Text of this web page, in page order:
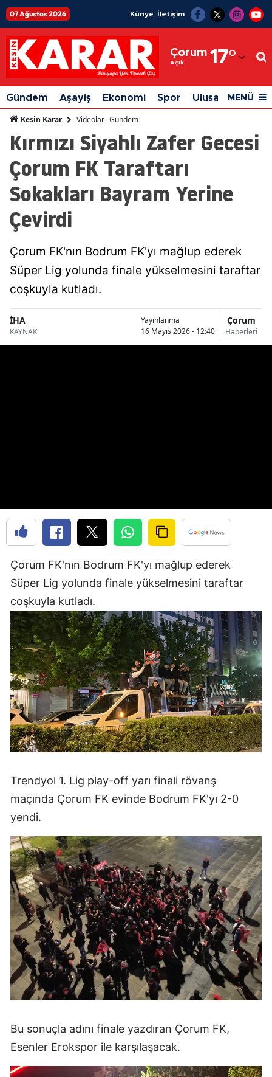
07 Ağustos 2026 Künye İletişim
Çorum
Açık 17°
Adıyaman
Afyonkarahisar
Ağrı
Amasya
Antalya
Balıkesir
Bingöl
Bitlis
Denizli
Diyarbakır
Edirne
Elazığ
Erzincan
Erzurum
Eskişehir
Gaziantep
Giresun
Gümüşhane
Hatay
Isparta
Mersin
İstanbul
İzmir
Kars
Kastamonu
Kayseri
Kırklareli
Kocaeli
Gündem Aşayiş Ekonomi Spor Ulusal Siyaset
MENÜ
Kesin Karar Videolar Gündem
Kırmızı Siyahlı Zafer Gecesi
Çorum FK Taraftarı
Sokakları Bayram Yerine
Çevirdi
Çorum FK'nın Bodrum FK'yı mağlup ederek
Süper Lig yolunda finale yükselmesini taraftar
coşkuyla kutladı.
İHA
KAYNAK
Yayınlanma
16 Mayıs 2026 - 12:40
Çorum
Haberleri
Çorum FK'nın Bodrum FK'yı mağlup ederek
Süper Lig yolunda finale yükselmesini taraftar
coşkuyla kutladı.
Trendyol 1. Lig play-off yarı finali rövanş
maçında Çorum FK evinde Bodrum FK'yı 2-0
yendi.
Bu sonuçla adını finale yazdıran Çorum FK,
Esenler Erokspor ile karşılaşacak.